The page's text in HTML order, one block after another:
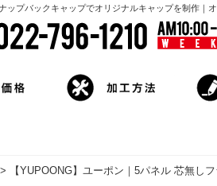
ップバックキャップでオリジナルキャップを制作｜
> 【YUPOONG】ユーポン｜5パネル 芯無し